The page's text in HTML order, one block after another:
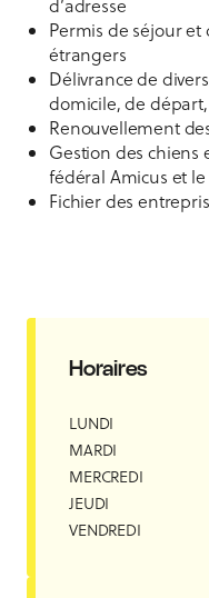
d’adresse
Permis de séjour et
étrangers
Délivrance de
domicile, de
Renouvellement
Gestion des chiens
fédéral Amicus et
Fichier des
Horaires
LUNDI
MARDI
MERCREDI
JEUDI
VENDREDI